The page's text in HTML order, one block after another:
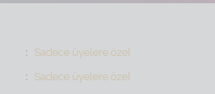
Sadece üyelere özel
Sadece üyelere özel